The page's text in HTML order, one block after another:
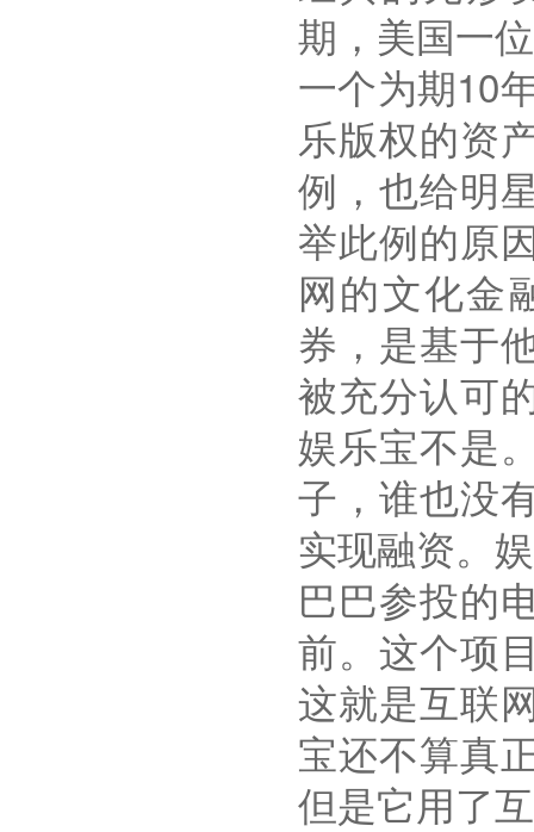
期，美国一
一个为期10
乐版权的资
例，也给明
举此例的原
网的文化金
券，是基于
被充分认可
娱乐宝不是
子，谁也没
实现融资。
巴巴参投的
前。这个项
这就是互联
宝还不算真
但是它用了